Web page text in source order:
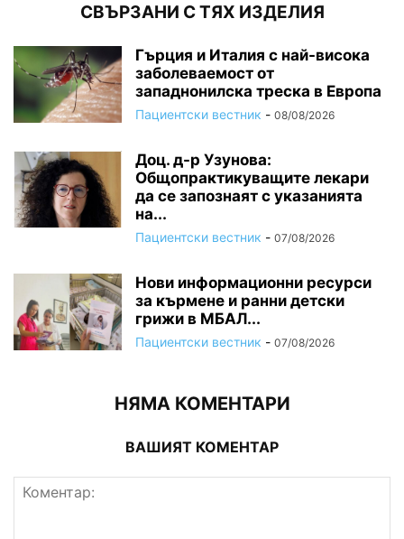
СВЪРЗАНИ С ТЯХ ИЗДЕЛИЯ
Гърция и Италия с най-висока
заболеваемост от
западнонилска треска в Европа
Пациентски вестник - 08/08/2026
Доц. д-р Узунова:
Общопрактикуващите лекари
да се запознаят с указанията
на...
Пациентски вестник - 07/08/2026
Нови информационни ресурси
за кърмене и ранни детски
грижи в МБАЛ...
Пациентски вестник - 07/08/2026
НЯМА КОМЕНТАРИ
ВАШИЯТ КОМЕНТАР